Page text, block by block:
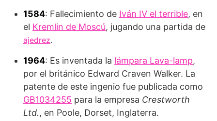
1584: Fallecimiento de Iván IV el terrible, en
el Kremlin de Moscú, jugando una partida de
ajedrez.
1964: Es inventada la lámpara Lava-lamp,
por el británico Edward Craven Walker. La
patente de este ingenio fue publicada como
GB1034255 para la empresa Crestworth
Ltd., en Poole, Dorset, Inglaterra.